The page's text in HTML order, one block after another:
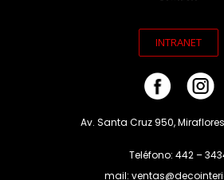
INTRANET
Av. Santa Cruz 950,
Teléfono: 442 –
mail: